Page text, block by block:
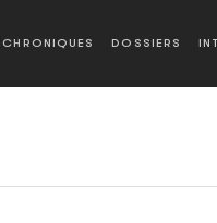
CHRONIQUES DOSSIERS